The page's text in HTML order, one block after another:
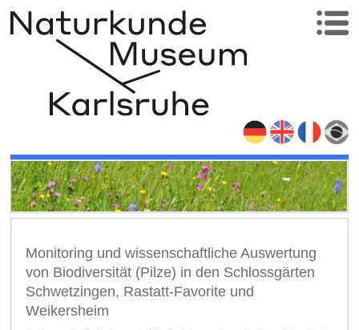
Monitoring und wissenschaftliche Auswertung
von Biodiversität (Pilze) in den Schlossgärten
Schwetzingen, Rastatt-Favorite und
Weikersheim